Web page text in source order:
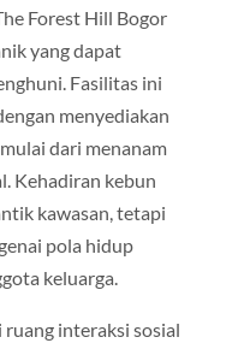
Forest Hill Bogor
yang dapat
Fasilitas ini
menyediakan
dari menanam
Kehadiran kebun
kawasan, tetapi
pola hidup
keluarga.
interaksi sosial